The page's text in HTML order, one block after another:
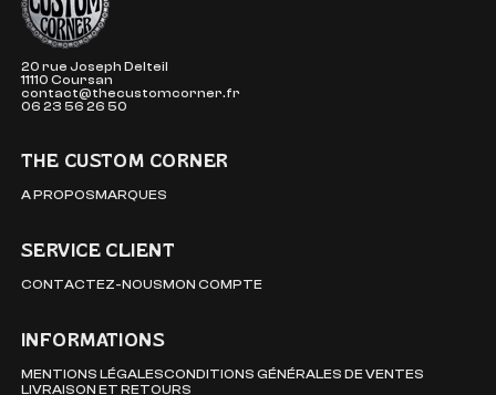
20 rue Joseph Delteil
11110 Coursan
contact@thecustomcorner.fr
06 23 56 26 50
THE CUSTOM CORNER
A PROPOSMARQUES
SERVICE CLIENT
CONTACTEZ-NOUSMON COMPTE
INFORMATIONS
MENTIONS LÉGALESCONDITIONS GÉNÉRALES DE VENTES
LIVRAISON ET RETOURS